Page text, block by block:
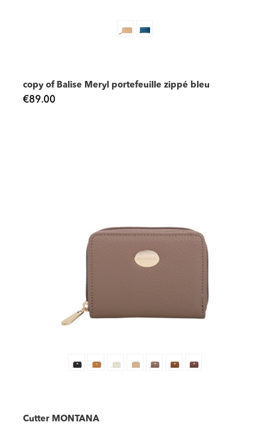
copy of Balise Meryl portefeuille zippé bleu
€89.00
Cutter MONTANA